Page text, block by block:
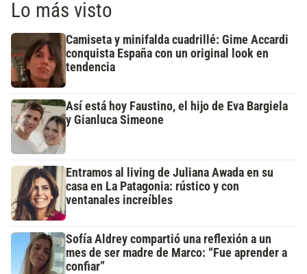
Lo más visto
Camiseta y minifalda cuadrillé: Gime Accardi
conquista España con un original look en
tendencia
Así está hoy Faustino, el hijo de Eva Bargiela
y Gianluca Simeone
Entramos al living de Juliana Awada en su
casa en La Patagonia: rústico y con
ventanales increíbles
Sofía Aldrey compartió una reflexión a un
mes de ser madre de Marco: “Fue aprender a
confiar”